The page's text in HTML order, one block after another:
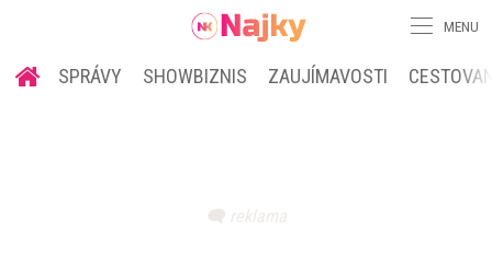
MENU
SPRÁVY SHOWBIZNIS ZAUJÍMAVOSTI